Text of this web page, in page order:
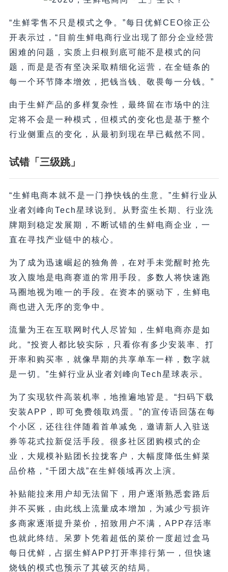
“生鲜零售不只是模式之争。”每日优鲜CEO徐正公
开表示过，“目前生鲜电商行业出现了部分企业经营
困难的问题，实质上归根到底可能不是模式的问
题，而是是否有坚决采取精细化运营，在全链条的
每一个环节降本增效，把钱当钱、敬畏每一分钱。”
由于生鲜产品的多样复杂性，最终留在市场中的注
定将不会是一种模式，但模式的变化也是基于整个
行业侧重点的变化，从最初到现在早已截然不同。
试错「三级跳」
“生鲜电商本就不是一门挣快钱的生意。”生鲜行业从
业者刘峰向Tech星球说到。从野蛮生长期、行业洗
牌期到稳定发展期，不断试错的生鲜电商企业，一
直在寻找产业链中的核心。
为了成为迅速崛起的独角兽，在对手未觉醒时抢先
攻入腹地是电商赛道的常用手段。多数人将快速跑
马圈地视为唯一的手段。在资本的驱动下，生鲜电
商也进入无序的竞争中。
流量为王在互联网时代人尽皆知，生鲜电商亦是如
此。“投资人都比较实际，只看你有多少安装率、打
开率和购买率，就像早期的共享单车一样，数字就
是一切。”生鲜行业从业者刘峰向Tech星球表示。
为了实现软件高装机率，地推遍地皆是。“扫码下载
安装APP，即可免费领取鸡蛋。”的宣传语回荡在每
个小区，还往往伴随着首单减免，邀请新人入驻送
券等花式拉新促活手段。很多社区团购模式的企
业，大规模补贴团长拉拢客户，大幅度降低生鲜菜
品价格，“千团大战”在生鲜领域再次上演。
补贴能拉来用户却无法留下，用户逐渐熟悉套路后
并不买账，由此线上流量成本增加，为减少亏损许
多商家逐渐提升菜价，招致用户不满，APP存活率
也就此终结。呆萝卜凭着超低的菜价一度超过盒马
每日优鲜，占据生鲜APP打开率排行第一，但快速
烧钱的模式也预示了其破灭的结局。